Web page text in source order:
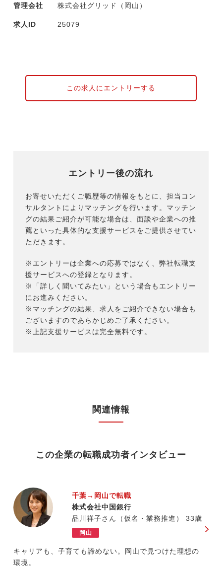
管理会社 株式会社グリッド（岡山）
求人ID 25079
この求人にエントリーする
エントリー後の流れ
お寄せいただくご職歴等の情報をもとに、担当コン
サルタントによりマッチングを行います。マッチン
グの結果ご紹介が可能な場合は、面談や企業への推
薦といった具体的な支援サービスをご提供させてい
ただきます。
※エントリーは企業への応募ではなく、弊社転職支
援サービスへの登録となります。
※「詳しく聞いてみたい」という場合もエントリー
にお進みください。
※マッチングの結果、求人をご紹介できない場合も
ございますのであらかじめご了承ください。
※上記支援サービスは完全無料です。
関連情報
この企業の転職成功者インタビュー
千葉→岡山で転職
株式会社中国銀行
品川祥子さん（仮名・業務推進） 33歳
岡山
キャリアも、子育ても諦めない。岡山で見つけた理想の
環境。